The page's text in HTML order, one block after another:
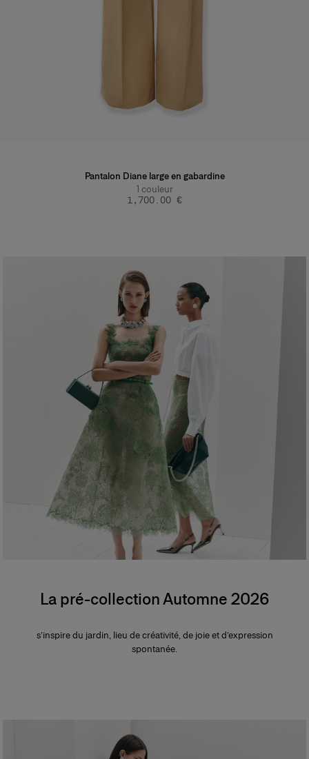
Pantalon Diane large en gabardine
1 couleur
‌1,700.00 €
La pré-collection Automne 2026
s’inspire du jardin, lieu de créativité, de joie et d’expression
spontanée.